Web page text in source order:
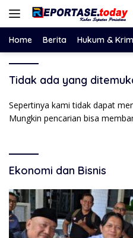
Langsung
Home Berita Hukum &
Tidak ada yang
Sepertinya kami tidak dapat
Mungkin pencarian bisa
Ekonomi dan Bisnis